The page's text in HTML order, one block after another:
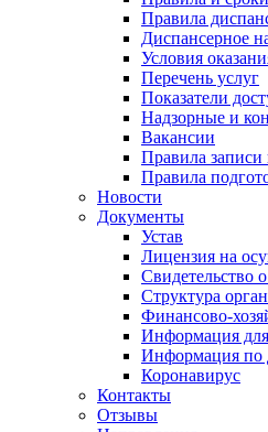
Правила
Диспансерное
Условия
Перечень услуг
Показатели
Надзорные и
Вакансии
Правила
Правила
Новости
Документы
Устав
Лицензия на
Свидетельство
Структура
Финансово-
Информация
Информация по
Коронавирус
Контакты
Отзывы